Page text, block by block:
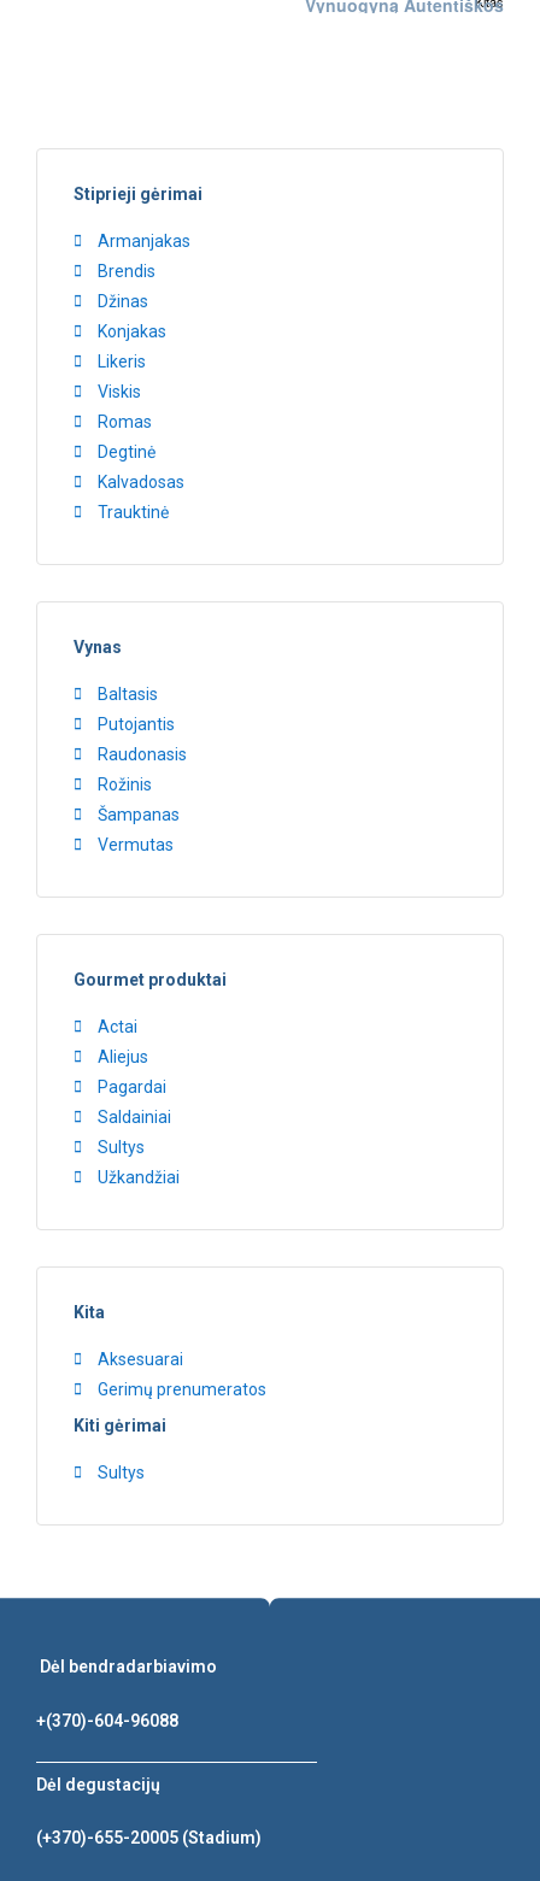
Vynuogyną Autentiškos
Stiprieji gėrimai
Armanjakas
Brendis
Džinas
Konjakas
Likeris
Viskis
Romas
Degtinė
Kalvadosas
Trauktinė
Vynas
Baltasis
Putojantis
Raudonasis
Rožinis
Šampanas
Vermutas
Gourmet produktai
Actai
Aliejus
Pagardai
Saldainiai
Sultys
Užkandžiai
Kita
Aksesuarai
Gerimų prenumeratos
Kiti gėrimai
Sultys
Dėl bendradarbiavimo
+(370)-604-96088
Dėl degustacijų
(+370)-655-20005 (Stadium)